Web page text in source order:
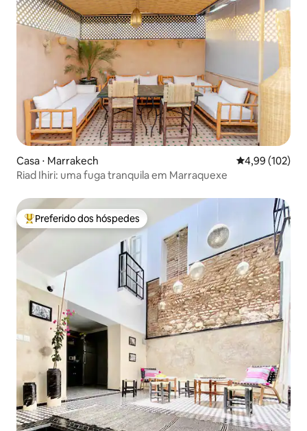
Casa ⋅ Marrakech 4,99 de uma
4,99 (102)
Riad Ihiri: uma fuga tranquila em Marraquexe
Entre os melhores preferidos dos hóspedes
Preferido dos hóspedes